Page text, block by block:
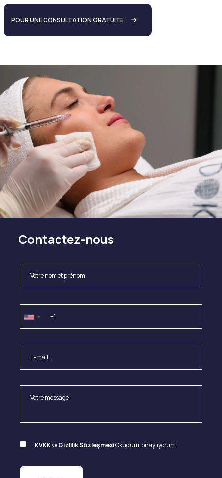
POUR UNE CONSULTATION GRATUITE
Contactez-nous
KVKKveGizlilik SözleşmesiOkudum, onaylıyorum.